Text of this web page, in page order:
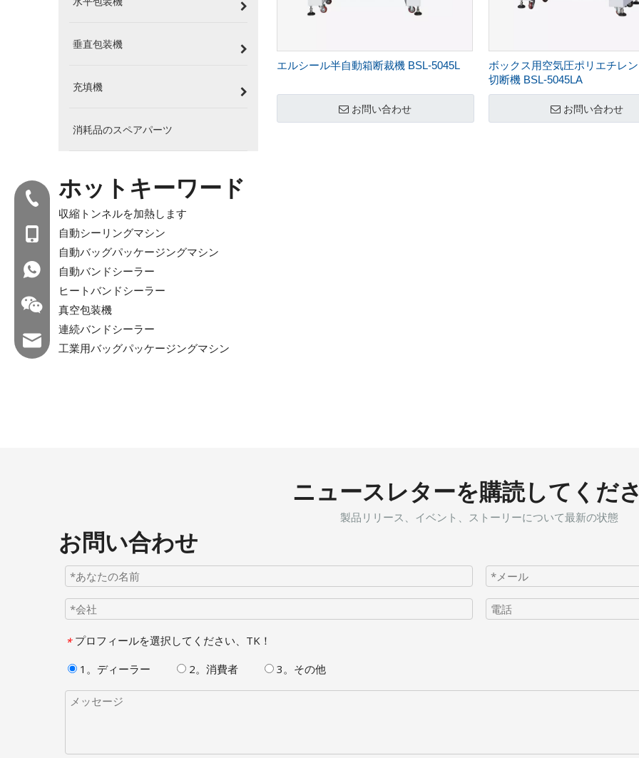
垂直包装機
充填機
消耗品のスペアパーツ
ホットキーワード
収縮トンネルを加熱します
自動シーリングマシン
自動バッグパッケージングマシン
自動バンドシーラー
ヒートバンドシーラー
真空包装機
連続バンドシーラー
工業用バッグパッケージングマシン
エルシール半自動箱断裁機 BSL-5045L
お問い合わせ
ボックス用空気圧ポリエチレ
切断機 BSL-5045LA
お問い合わせ
ニュースレターを購読してくだ
製品リリース、イベント、ストーリーについて最新の状態
お問い合わせ
* プロフィールを選択してください、TK！
1。ディーラー
2。消費者 3。その他
Tel：+86-577-88627766
暴徒：+86- 18858715170
WA：0086 18858715170
メール：hl@hualian.biz